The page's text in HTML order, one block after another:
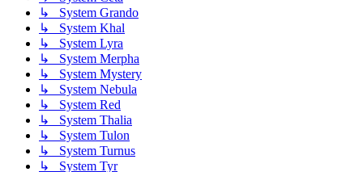
↳ System Grando
↳ System Khal
↳ System Lyra
↳ System Merpha
↳ System Mystery
↳ System Nebula
↳ System Red
↳ System Thalia
↳ System Tulon
↳ System Turnus
↳ System Tyr